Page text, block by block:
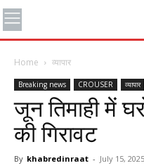
Home व्यापार
Breaking news CROUSER व्यापार
जून तिमाही में
की गिरावट
By khabredinraat - July 15, 2025